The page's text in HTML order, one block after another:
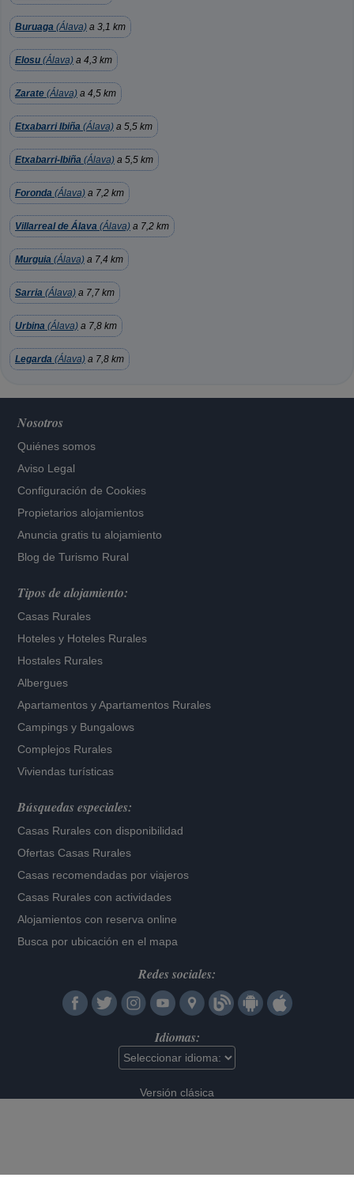
Buruaga (Álava) a 3,1 km
Elosu (Álava) a 4,3 km
Zarate (Álava) a 4,5 km
Etxabarri Ibiña (Álava) a 5,5 km
Etxabarri-Ibiña (Álava) a 5,5 km
Foronda (Álava) a 7,2 km
Villarreal de Álava (Álava) a 7,2 km
Murguia (Álava) a 7,4 km
Sarria (Álava) a 7,7 km
Urbina (Álava) a 7,8 km
Legarda (Álava) a 7,8 km
Nosotros
Quiénes somos
Aviso Legal
Configuración de Cookies
Propietarios alojamientos
Anuncia gratis tu alojamiento
Blog de Turismo Rural
Tipos de alojamiento:
Casas Rurales
Hoteles y Hoteles Rurales
Hostales Rurales
Albergues
Apartamentos yApartamentos Rurales
Campings y Bungalows
Complejos Rurales
Viviendas turísticas
Búsquedas especiales:
Casas Rurales con disponibilidad
Ofertas Casas Rurales
Casas recomendadas por viajeros
Casas Rurales con actividades
Alojamientos con reserva online
Busca por ubicación en el mapa
Redes sociales:
Idiomas:
Versión clásica